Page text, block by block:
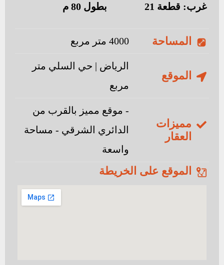
غرب: قطعة 21 بطول 80 م
المساحة 4000 متر مربع
الموقع
الرياض | حي السلي متر
مربع
مميزات
العقار
- موقع مميز بالقرب من
الدائري الشرقي - مساحة
واسعة
الموقع على الخريطة